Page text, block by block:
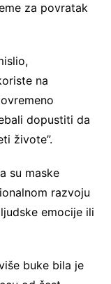
za povratak
na
dopustiti da
živote”.
su maske
razvoju
emocije ili
buke bila je